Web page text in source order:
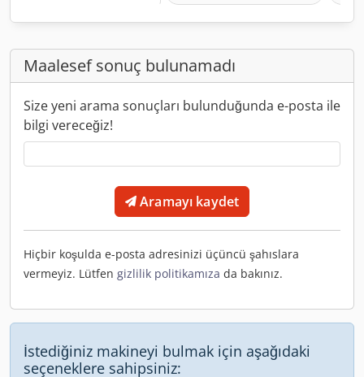
Maalesef sonuç bulunamadı
Size yeni arama sonuçları bulunduğunda e-posta ile
bilgi vereceğiz!
Aramayı kaydet
Hiçbir koşulda e-posta adresinizi üçüncü şahıslara
vermeyiz. Lütfen gizlilik politikamıza da bakınız.
İstediğiniz makineyi bulmak için aşağıdaki
seçeneklere sahipsiniz: